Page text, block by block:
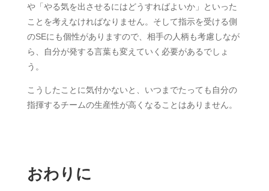
や「やる気を出させるにはどうすればよいか」といった
ことを考えなければなりません。そして指示を受ける側
のSEにも個性がありますので、相手の人柄も考慮しなが
ら、自分が発する言葉も変えていく必要があるでしょ
う。
こうしたことに気付かないと、いつまでたっても自分の
指揮するチームの生産性が高くなることはありません。
おわりに